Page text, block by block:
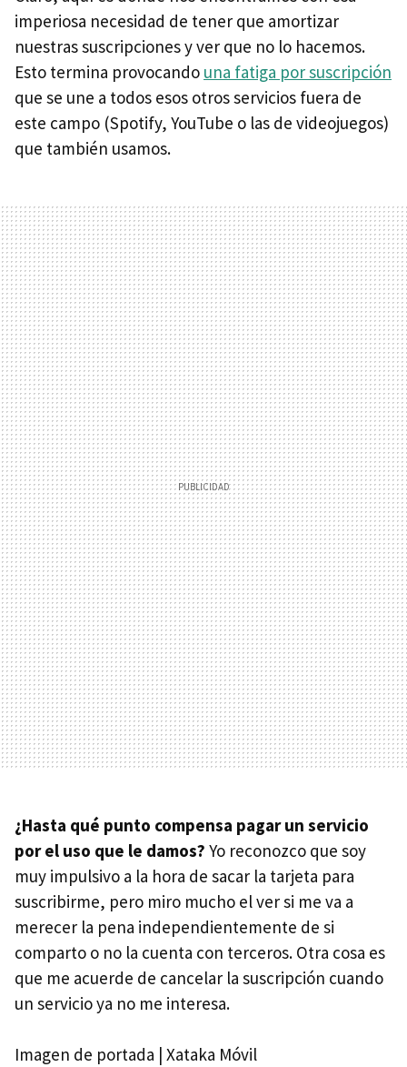
imperiosa necesidad de tener que amortizar
nuestras suscripciones y ver que no lo hacemos.
Esto termina provocando una fatiga por suscripción
que se une a todos esos otros servicios fuera de
este campo (Spotify, YouTube o las de videojuegos)
que también usamos.
¿Hasta qué punto compensa pagar un servicio
por el uso que le damos? Yo reconozco que soy
muy impulsivo a la hora de sacar la tarjeta para
suscribirme, pero miro mucho el ver si me va a
merecer la pena independientemente de si
comparto o no la cuenta con terceros. Otra cosa es
que me acuerde de cancelar la suscripción cuando
un servicio ya no me interesa.
Imagen de portada | Xataka Móvil